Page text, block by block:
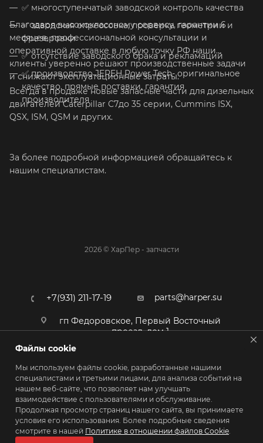
✅ многоступенчатый заводской контроль качества
✅заводская опрессовка, проверка геометрии и
фрезеровки
✅отсутствие заводского брака и рекламаций
✅производство JEREH Power Tech- оригинальное
качество, прямые поставки, гарантия
производителя
Благодаря высококлассному сервису, гарантии 6
месяцев, профессиональной консультации и
оперативной доставке в любую точку РФ наши
клиенты уверенно решают производственные задачи
и снижают эксплуатационные затраты.
Всегда в продаже новые запасные части для дизельных
двигателей Caterpillar C7до 35 серии, Cummins ISX,
QSX, ISM, QSM и других.
За более подробной информацией обращайтесь к
нашим специалистам.
2026 © ХарПер - запчасти
+7(931) 211-17-19 parts@harper.su
гп Федоровское, Первый Восточный
проезд, дом 1
ПОЛИТИКА КОНФИДЕНЦИАЛЬНОСТИ
Файлы cookie
Мы используем файлы cookie, разработанные нашими
специалистами и третьими лицами, для анализа событий на
нашем веб-сайте, что позволяет нам улучшать
взаимодействие с пользователями и обслуживание.
Продолжая просмотр страниц нашего сайта, вы принимаете
условия его использования. Более подробные сведения
смотрите в нашей Политике в отношении файлов Cookie.